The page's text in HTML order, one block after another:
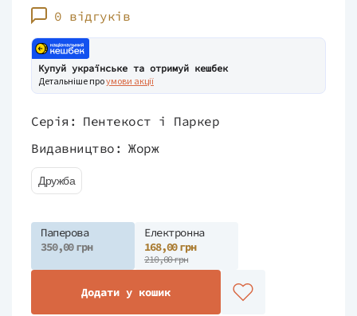
0 відгуків
Купуй українське та отримуй кешбек
Детальніше проумови акції
Серія: Пентекост і Паркер
Видавництво: Жорж
Дружба
Паперова
350,00 грн
Електронна
168,00 грн
210,00 грн
Додати у кошик